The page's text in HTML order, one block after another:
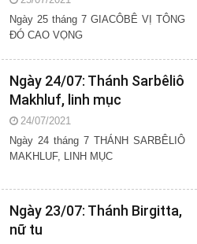
Ngày 25 tháng 7 GIACÔBÊ VỊ TÔNG
ĐÓ CAO VỌNG
Ngày 24/07: Thánh Sarbêliô
Makhluf, linh mục
24/07/2021
Ngày 24 tháng 7 THÁNH SARBÊLIÔ
MAKHLUF, LINH MỤC
Ngày 23/07: Thánh Birgitta,
nữ tu